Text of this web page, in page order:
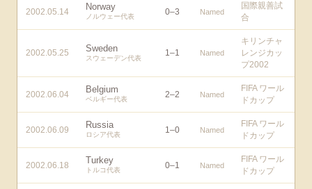
2002.05.14 Norway
ノルウェー代表 0–3 Named
国際親善試
合
2002.05.25 Sweden
スウェーデン代表
1–1 Named
キリンチャ
レンジカッ
プ2002
2002.06.04 Belgium
ベルギー代表 2–2 Named
FIFA ワール
ドカップ
2002.06.09 Russia
ロシア代表 1–0 Named
FIFA ワール
ドカップ
2002.06.18 Turkey
トルコ代表 0–1 Named
FIFA ワール
ドカップ